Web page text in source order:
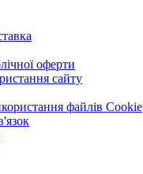
оферти
сайту
файлів Cookie